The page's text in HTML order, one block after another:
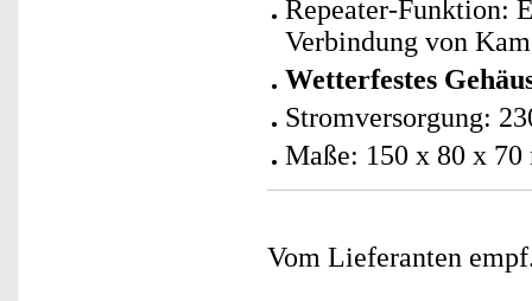
Repeater-Funktion:
Verbindung von
Wetterfestes
Stromversorgung:
Maße: 150 x 80 x
Vom Lieferanten